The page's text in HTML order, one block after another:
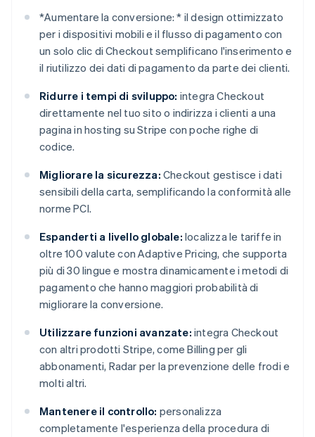
*Aumentare la conversione: * il design ottimizzato
per i dispositivi mobili e il flusso di pagamento con
un solo clic di Checkout semplificano l'inserimento e
il riutilizzo dei dati di pagamento da parte dei clienti.
Ridurre i tempi di sviluppo: integra Checkout
direttamente nel tuo sito o indirizza i clienti a una
pagina in hosting su Stripe con poche righe di
codice.
Migliorare la sicurezza: Checkout gestisce i dati
sensibili della carta, semplificando la conformità alle
norme PCI.
Espanderti a livello globale: localizza le tariffe in
oltre 100 valute con Adaptive Pricing, che supporta
più di 30 lingue e mostra dinamicamente i metodi di
pagamento che hanno maggiori probabilità di
migliorare la conversione.
Utilizzare funzioni avanzate: integra Checkout
con altri prodotti Stripe, come Billing per gli
abbonamenti, Radar per la prevenzione delle frodi e
molti altri.
Mantenere il controllo: personalizza
completamente l'esperienza della procedura di